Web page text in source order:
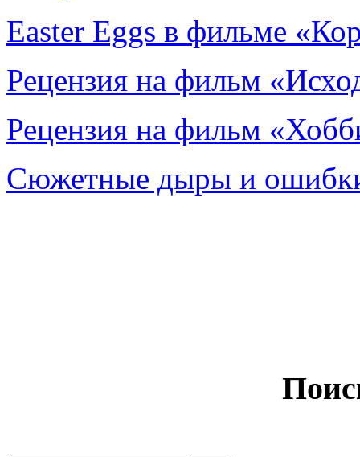
Easter Eggs в фильме
Рецензия на фильм
Рецензия на фильм
Сюжетные дыры и